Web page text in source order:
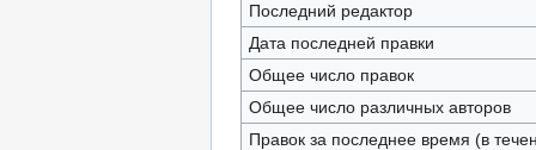
Последний редактор
Дата последней правки
Общее число правок
Общее число различных авторов
Правок за последнее время (в